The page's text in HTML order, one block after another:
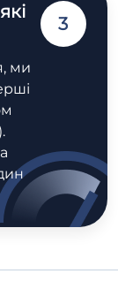
ми
3